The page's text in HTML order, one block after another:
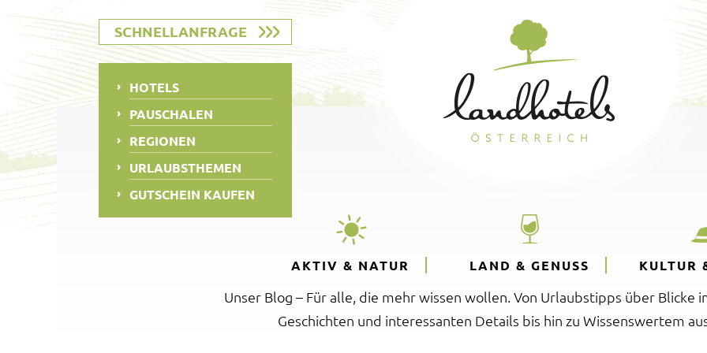
AKTIV & NATUR LAND & GENUSS KULTUR
Unser Blog – Für alle, die mehr wissen wollen. Von Urlaubstipps über Blicke
Geschichten und interessanten Details bis hin zu Wissenswertem
SCHNELLANFRAGE
HOTELS
PAUSCHALEN
REGIONEN
URLAUBSTHEMEN
GUTSCHEIN KAUFEN